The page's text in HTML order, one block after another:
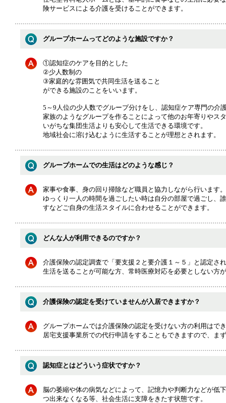
険サービスによる介護を受けることができます。
グループホームってどのような施設ですか？
①認知症のケアを目的とした
②少人数制の
③家庭的な雰囲気で共同生活を送ること
ができる施設のことをいいます。
5～9人位の少人数でグループ分けをし、認知症ケア専門の介
家族のようなグループを作ることによって他のお年寄りやス
いがちな集団生活よりも安心して生活できる環境です。
地域社会に溶け込むように生活することが理想とされます。
グループホームでの生活はどのような感じ？
家事や食事、身の回り掃除など職員と協力しながら行います。
ゆっくり一人の時間を過ごしたい時は自分の部屋で過ごし、
すなどご自身の生活スタイルに合わせることができます。
どんな人が利用できるのですか？
介護保険の認定調査で「要支援２と要介護１～５」と認定さ
生活を送ることが可能な方、常時医療対応を必要としない方
介護保険の認定を受けていませんが入居できますか？
グループホームでは介護保険の認定を受けない方の利用はで
居宅支援事業所での代行申請をすることもできますので、ま
認知症とはどういう症状ですか？
脳の萎縮や体の病気などによって、記憶力や判断力などが低
つ出来なくなる等、社会生活に支障をきたす状態です。